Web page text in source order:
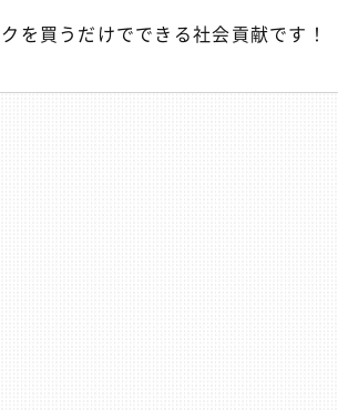
を買うだけでできる社会貢献です！